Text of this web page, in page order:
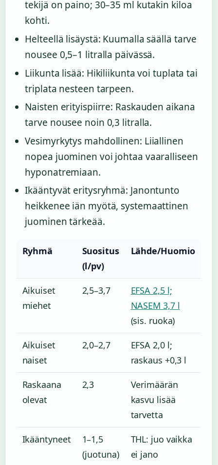
tekijä on paino; 30–35 ml kutakin kiloa
kohti.
Helteellä lisäystä: Kuumalla säällä tarve
nousee 0,5–1 litralla päivässä.
Liikunta lisää: Hikiliikunta voi tuplata tai
triplata nesteen tarpeen.
Naisten erityispiirre: Raskauden aikana
tarve nousee noin 0,3 litralla.
Vesimyrkytys mahdollinen: Liiallinen
nopea juominen voi johtaa vaaralliseen
hyponatremiaan.
Ikääntyvät eritysryhmä: Janontunto
heikkenee iän myötä, systemaattinen
juominen tärkeää.
Ryhmä
Suositus
(l/pv)
Lähde/Huomio
Aikuiset
miehet
2,5–3,7
EFSA 2,5 l;
NASEM 3,7 l
(sis. ruoka)
Aikuiset
naiset
2,0–2,7
EFSA 2,0 l;
raskaus +0,3 l
Raskaana
olevat
2,3
Verimäärän
kasvu lisää
tarvetta
Ikääntyneet
1–1,5
(juotuna)
THL: juo vaikka
ei jano